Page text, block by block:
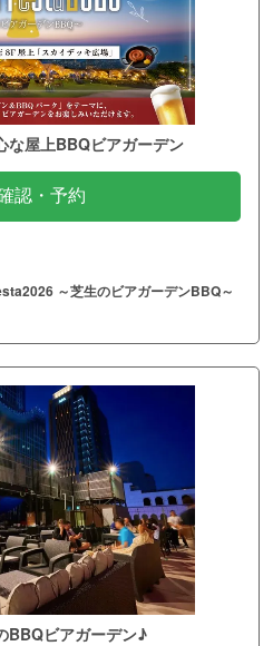
な屋上BBQビアガーデン
認・予約
～芝生のビアガーデンBBQ～
BBQビアガーデン♪